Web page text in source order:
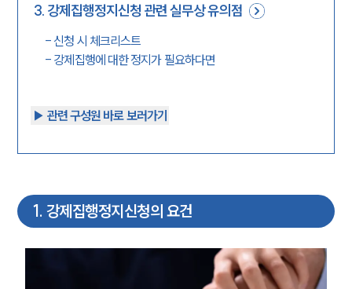
3. 강제집행정지신청 관련 실무상 유의점
-신청 시 체크리스트
- 강제집행에 대한 정지가 필요하다면
▶︎ 관련 구성원 바로 보러가기
1. 강제집행정지신청의 요건